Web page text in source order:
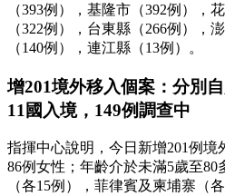
（393例），基隆市（392例），
（322例），台東縣（266例），
（140例），連江縣（13例）。
增201境外移入個案：分別
11國入境，149例調查中
指揮中心說明，今日新增201例境
86例女性；年齡介於未滿5歲至80
（各15例），菲律賓及柬埔寨（